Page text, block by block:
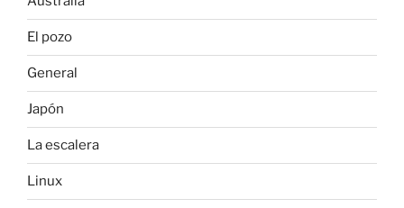
El pozo
General
Japón
La escalera
Linux